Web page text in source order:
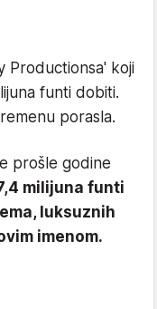
Productionsa' koji
funti dobiti.
porasla.
prošle godine
milijuna funti
luksuznih
imenom.